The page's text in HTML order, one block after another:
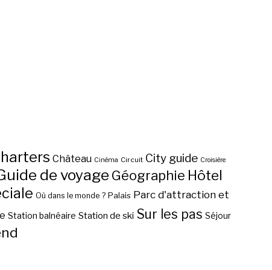
Château Cinéma Circuit City guide Croisière
de voyage Géographie Hôtel
Où dans le monde ? Palais Parc d'attraction et
Station balnéaire Station de ski Sur les pas Séjour